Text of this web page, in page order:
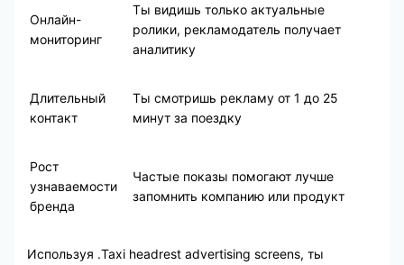
Онлайн-
мониторинг
Ты видишь только актуальные
ролики, рекламодатель получает
аналитику
Длительный
контакт
Ты смотришь рекламу от 1 до 25
минут за поездку
Рост
узнаваемости
бренда
Частые показы помогают лучше
запомнить компанию или продукт
Используя .Taxi headrest advertising screens, ты